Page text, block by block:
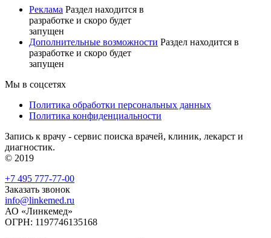
Реклама Раздел находится в
разработке и скоро будет
запущен
Дополнительные возможности Раздел находится в
разработке и скоро будет
запущен
Мы в соцсетях
Политика обработки персональных данных
Политика конфиденциальности
Запись к врачу - сервис поиска врачей, клиник, лекарст и
диагностик.
© 2019
+7 495 777-77-00
Заказать звонок
info@linkemed.ru
АО «Линкемед»
ОГРН: 1197746135168